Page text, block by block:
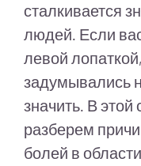
сталкивается
людей. Если
левой
задумывались
значить. В
разберем
болей в